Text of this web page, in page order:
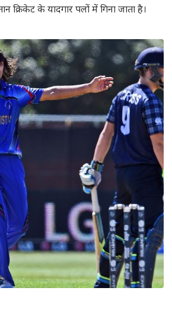
क्रिकेट के यादगार पलों में गिना जाता है।